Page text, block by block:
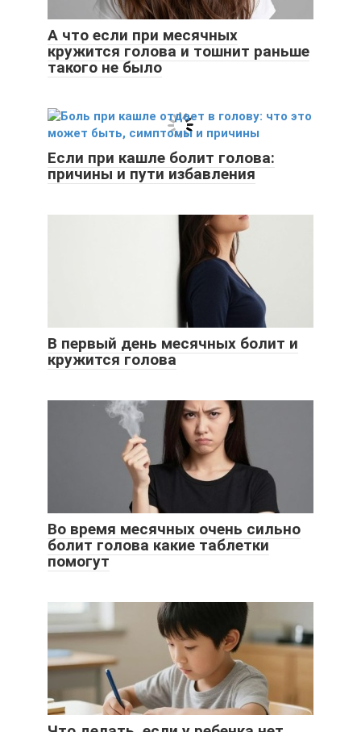
А что если при месячных
кружится голова и тошнит раньше
такого не было
Если при кашле болит голова:
причины и пути избавления
В первый день месячных болит и
кружится голова
Во время месячных очень сильно
болит голова какие таблетки
помогут